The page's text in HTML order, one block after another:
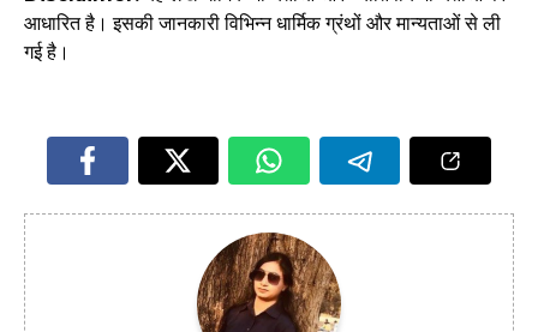
आधारित है। इसकी जानकारी विभिन्न धार्मिक ग्रंथों और मान्यताओं से ली
गई है।